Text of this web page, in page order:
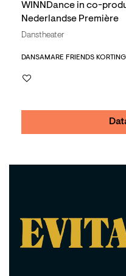
WINNDance in co-
Nederlandse Première
Danstheater
DANSAMARE FRIENDS KORTING